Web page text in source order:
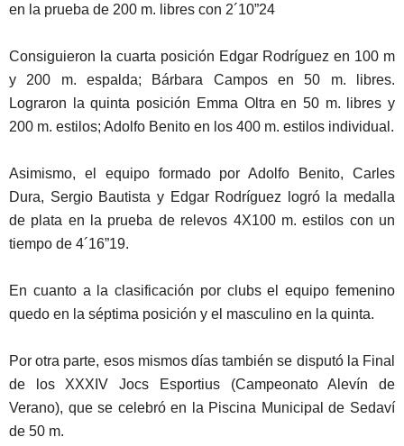
en la prueba de 200 m. libres con 2´10”24
Consiguieron la cuarta posición Edgar Rodríguez en 100 m
y 200 m. espalda; Bárbara Campos en 50 m. libres.
Lograron la quinta posición Emma Oltra en 50 m. libres y
200 m. estilos; Adolfo Benito en los 400 m. estilos individual.
Asimismo, el equipo formado por Adolfo Benito, Carles
Dura, Sergio Bautista y Edgar Rodríguez logró la medalla
de plata en la prueba de relevos 4X100 m. estilos con un
tiempo de 4´16”19.
En cuanto a la clasificación por clubs el equipo femenino
quedo en la séptima posición y el masculino en la quinta.
Por otra parte, esos mismos días también se disputó la Final
de los XXXIV Jocs Esportius (Campeonato Alevín de
Verano), que se celebró en la Piscina Municipal de Sedaví
de 50 m.